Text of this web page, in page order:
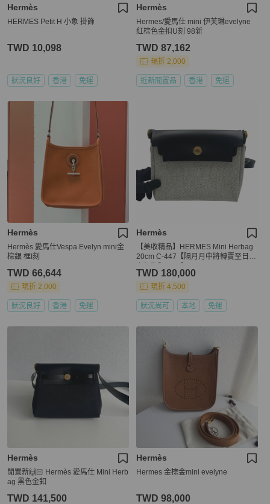
Hermès
HERMES Petit H 小象 掛飾
TWD 10,098
狀況良好 香港 免運
Hermès
Hermes/愛馬仕 mini 伊芙琳evelyne
紅棕色金扣U刻 98新
TWD 87,162
現折 2,000
近新閒置品 香港 免運
Hermès
Hermès 愛馬仕Vespa Evelyn mini金
棕銀 框I刻
TWD 66,644
現折 2,000
狀況良好 香港 免運
Hermès
【美收精品】HERMES Mini Herbag
20cm C-447【隔月月中將轉賣至日本
TWD 180,000
現折 4,500
狀況尚可 本地 免運
Hermès
閒置新🙌🏻 Hermès 愛馬仕 Mini Herb
ag 黑色金釦
TWD 141,500
Hermès
Hermes 金棕金mini evelyne
TWD 98,000